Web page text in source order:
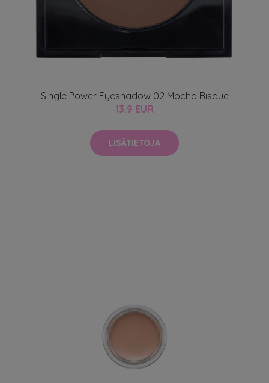
Single Power Eyeshadow 02 Mocha Bisque
13.9 EUR
LISÄTIETOJA